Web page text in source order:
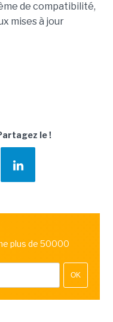
de compatibilité,
mises à jour
le !
plus de 50000
OK